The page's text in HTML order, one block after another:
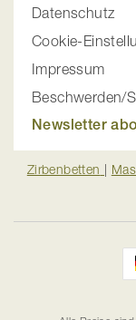
Datenschutz
Cookie-
Impressum
Beschwerden/
Newsletter
Zirbenbetten